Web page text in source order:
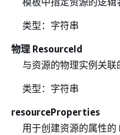
类型：字符串
物理 ResourceId
与资源的物理实例关联
类型：字符串
resourceProperties
用于创建资源的属性的